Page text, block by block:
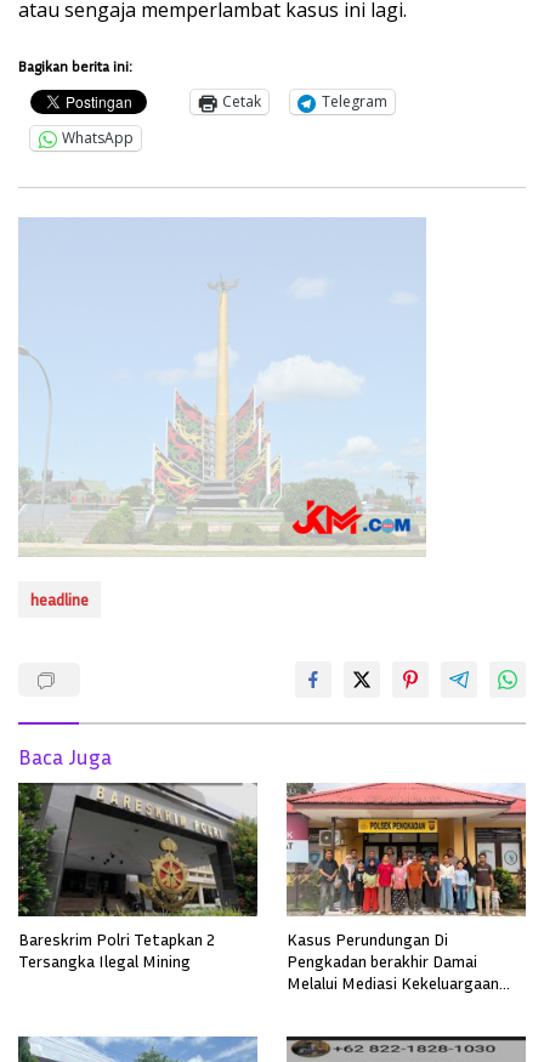
atau sengaja memperlambat kasus ini lagi.
Bagikan berita ini:
Cetak
Telegram
WhatsApp
headline
Baca Juga
Bareskrim Polri Tetapkan 2
Tersangka Ilegal Mining
Kasus Perundungan Di
Pengkadan berakhir Damai
Melalui Mediasi Kekeluargaan